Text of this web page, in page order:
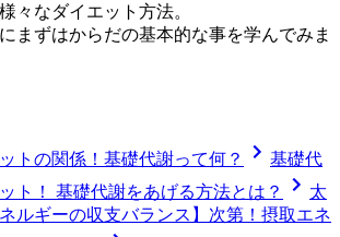
々なダイエット方法。
まずはからだの基本的な事を学んでみま
トの関係！基礎代謝って何？
基礎代
ト！ 基礎代謝をあげる方法とは？
太
ルギーの収支バランス】次第！摂取エネ